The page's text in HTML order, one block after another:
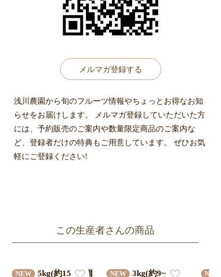
メルマガ登録する
浅川農園から旬のフルーツ情報やちょっとお得なお知
らせをお届けします。 メルマガ登録していただいた方
には、予約販売のご案内や数量限定商品のご案内な
ど、登録者だけの特典もご用意しています。 ぜひお気
軽にご登録ください!
この生産者さんの商品
NEW
5kg(約15~20個
NEW
3kg(約9~12個
NEW